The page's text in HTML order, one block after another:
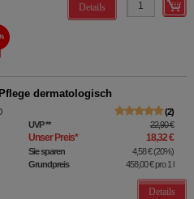
Details
dermatologisch
2
UVP** 22,90 €
Unser Preis* 18,32 €
Sie sparen 4,58 €(20%)
Grundpreis
458,00 €pro 1 l
Details